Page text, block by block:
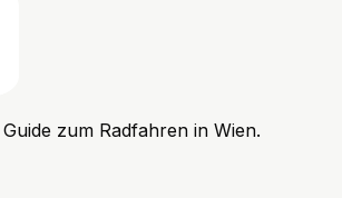
zum Radfahren in Wien.